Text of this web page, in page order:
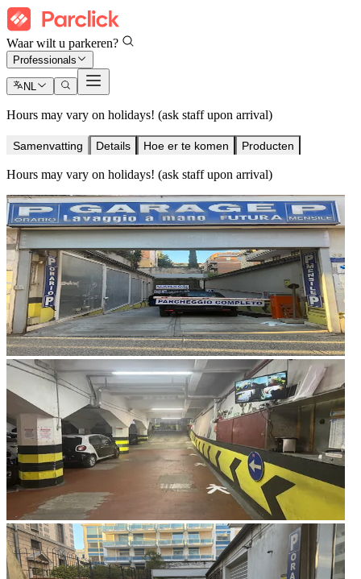
Waar wilt u parkeren?
Professionals
NL
Hours may vary on holidays! (ask staff upon arrival)
Samenvatting Details Hoe er te komen Producten
Hours may vary on holidays! (ask staff upon arrival)